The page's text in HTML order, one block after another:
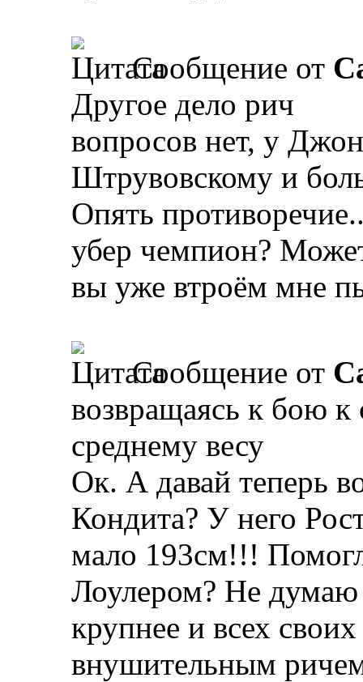
Сообщение от
Другое дело рич
вопросов нет, у
Штрувовскому и
Опять
убер чемпион?
вы уже втроём мне
Сообщение от
возвращаясь к бою
среднему весу
Ок. А давай теперь
Кондита? У него
мало 193см!!!
Лоулером? Не думаю
крупнее и всех
внушительным